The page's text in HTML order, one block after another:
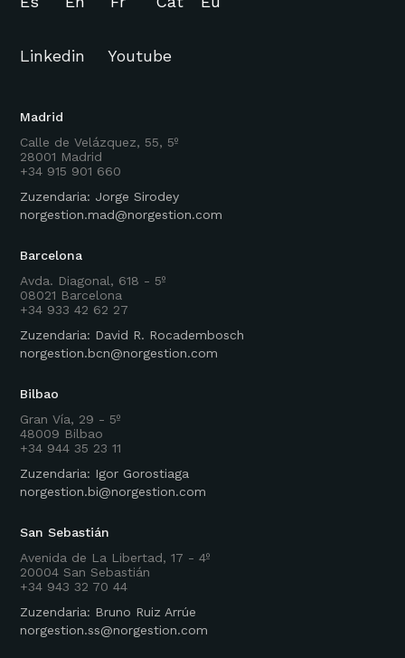
Madrid
Calle de Velázquez, 55, 5º
28001 Madrid
+34 915 901 660
Zuzendaria: Jorge Sirodey
norgestion.mad@norgestion.com
Barcelona
Avda. Diagonal, 618 - 5º
08021 Barcelona
+34 933 42 62 27
Zuzendaria: David R. Rocadembosch
norgestion.bcn@norgestion.com
Bilbao
Gran Vía, 29 - 5º
48009 Bilbao
+34 944 35 23 11
Zuzendaria: Igor Gorostiaga
norgestion.bi@norgestion.com
San Sebastián
Avenida de La Libertad, 17 - 4º
20004 San Sebastián
+34 943 32 70 44
Zuzendaria: Bruno Ruiz Arrúe
norgestion.ss@norgestion.com
Linkedin Youtube